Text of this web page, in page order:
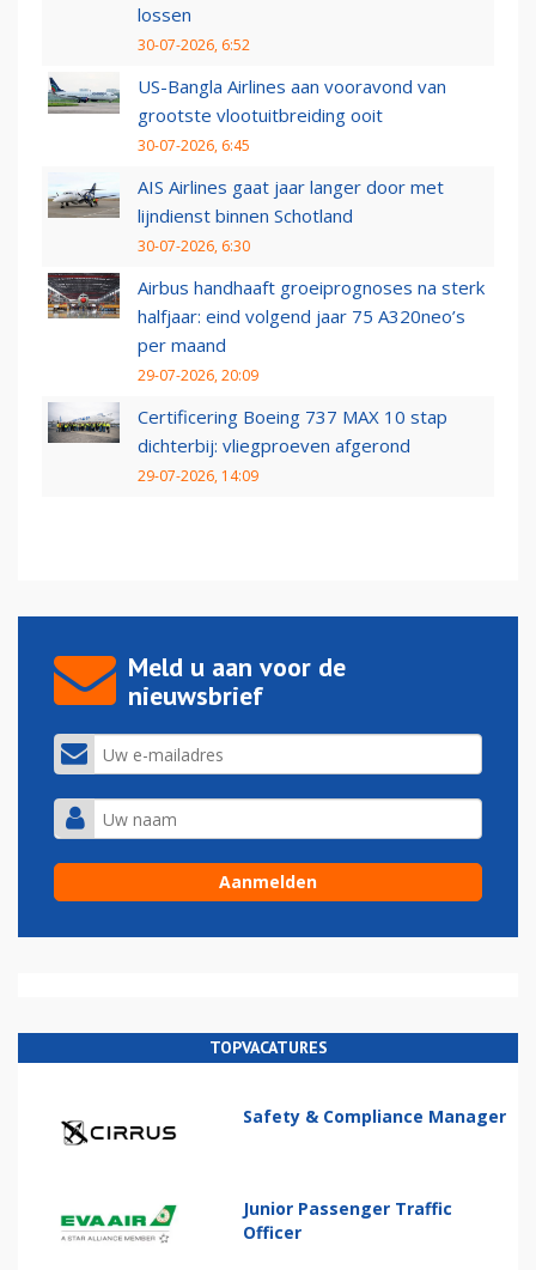
lossen
30-07-2026, 6:52
US-Bangla Airlines aan vooravond van
grootste vlootuitbreiding ooit
30-07-2026, 6:45
AIS Airlines gaat jaar langer door met
lijndienst binnen Schotland
30-07-2026, 6:30
Airbus handhaaft groeiprognoses na sterk
halfjaar: eind volgend jaar 75 A320neo’s
per maand
29-07-2026, 20:09
Certificering Boeing 737 MAX 10 stap
dichterbij: vliegproeven afgerond
29-07-2026, 14:09
Meld u aan voor de
nieuwsbrief
TOPVACATURES
Safety & Compliance Manager
Junior Passenger Traffic
Officer